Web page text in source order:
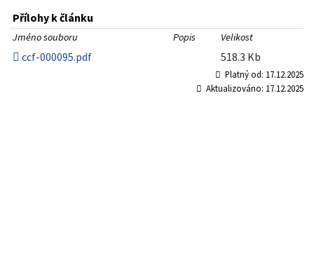
Přílohy k článku
Jméno souboru Popis Velikost
ccf-000095.pdf 518.3 Kb
Platný od: 17.12.2025
Aktualizováno: 17.12.2025